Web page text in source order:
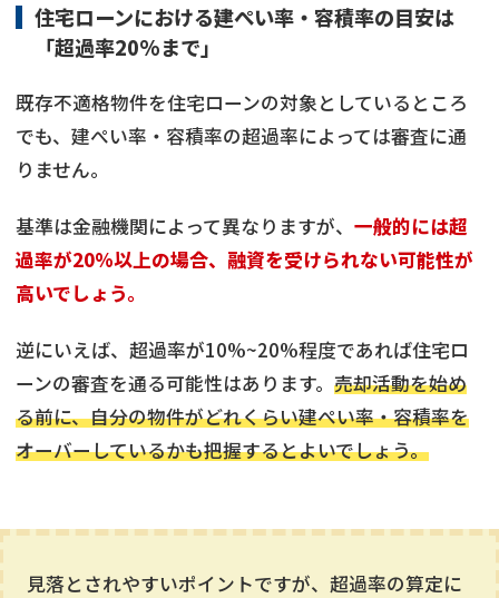
住宅ローンにおける建ぺい率・容積率の目安は
「超過率20%まで」
既存不適格物件を住宅ローンの対象としているところ
でも、建ぺい率・容積率の超過率によっては審査に通
りません。
基準は金融機関によって異なりますが、 一般的には超
過率が20%以上の場合、融資を受けられない可能性が
高いでしょう。
逆にいえば、超過率が10%~20%程度であれば住宅ロ
ーンの審査を通る可能性はあります。 売却活動を始め
る前に、自分の物件がどれくらい建ぺい率・容積率を
オーバーしているかも把握するとよいでしょう。
見落とされやすいポイントですが、超過率の算定に